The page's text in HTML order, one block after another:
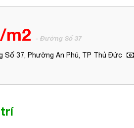
m2 - Đường Số 37
Số 37, Phường An Phú, TP Thủ Đức
trí